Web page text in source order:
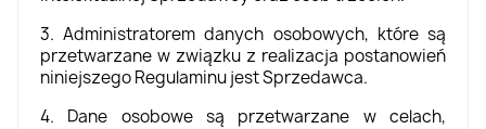
3. Administratorem danych osobowych, które są
przetwarzane w związku z realizacja postanowień
niniejszego Regulaminu jest Sprzedawca.
4. Dane osobowe są przetwarzane w celach,